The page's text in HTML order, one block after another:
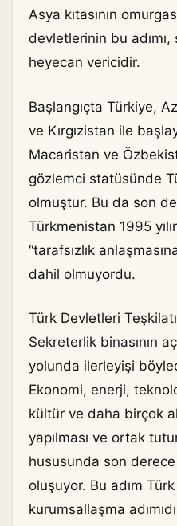
Asya kıtasının
devletlerinin bu
heyecan vericidir.
Başlangıçta Türkiye,
ve Kırgızistan ile
Macaristan ve
gözlemci statüsünde
olmuştur. Bu da son
Türkmenistan 1995
“tarafsızlık
dahil olmuyordu.
Türk Devletleri
Sekreterlik binasının
yolunda ilerleyişi
Ekonomi, enerji,
kültür ve daha birçok
yapılması ve ortak
hususunda son
oluşuyor. Bu adım Türk
kurumsallaşma